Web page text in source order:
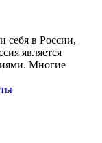
себя в России,
является
Многие